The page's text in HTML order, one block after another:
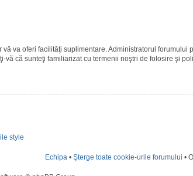
va oferi facilităţi suplimentare. Administratorul forumului
că sunteţi familiarizat cu termenii noştri de folosire şi
style
Echipa •Şterge toate cookie-urile forumului •